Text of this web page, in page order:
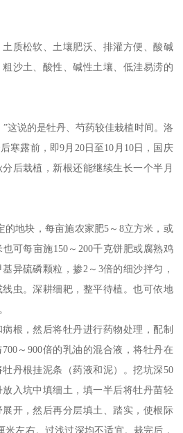
质松软、土壤肥沃、排灌方便、酸碱
沙土、酸性、碱性土壤、低洼易涝的
这说的是牡丹、芍药较佳栽植时间。洛
寒露前，即9月20日至10月10日，国庆
后栽植，新根还能继续生长一个半月
地块，每亩施农家肥5～8立方米，或
可每亩施150～200千克饼肥或腐熟鸡
异硫磷颗粒，掺2～3倍的细沙拌匀，
虫。深耕细耙，整平待植。也可依地
根，然后将牡丹进行药物处理，配制
～900倍的乳油的混合液，将牡丹在
丹根挂泥条（药液和泥）。挖坑深50
入坑中填细土，填一半后将牡丹苗轻
开，然后再分层填土、踏实，使根际
左右。过浅过深均不适宜。栽完后，